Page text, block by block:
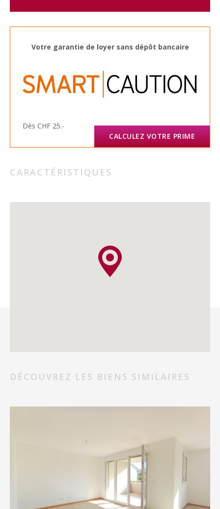
Votre garantie de loyer sans dépôt bancaire
Dès CHF 25.-
CALCULEZ VOTRE PRIME
CARACTÉRISTIQUES
DÉCOUVREZ LES BIENS SIMILAIRES